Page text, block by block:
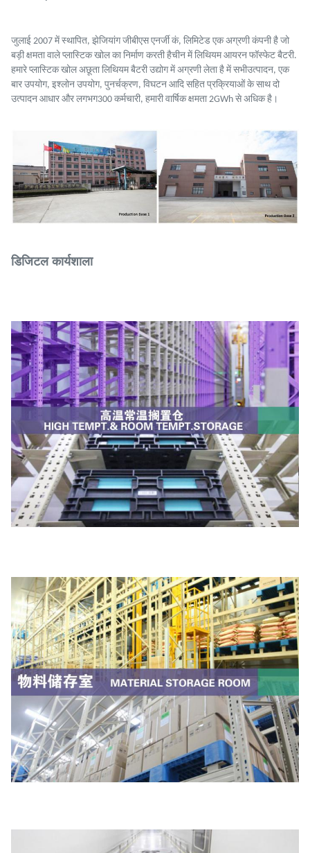
जुलाई 2007 में स्थापित, झेजियांग जीबीएस एनर्जी कं, लिमिटेड एक अग्रणी कंपनी है जो
बड़ी क्षमता वाले प्लास्टिक खोल का निर्माण करती हैचीन में लिथियम आयरन फॉस्फेट बैटरी.
हमारे प्लास्टिक खोल अछूता लिथियम बैटरी उद्योग में अग्रणी लेता है में सभीउत्पादन, एक
बार उपयोग, इश्लोन उपयोग, पुनर्चक्रण, विघटन आदि सहित प्रक्रियाओं के साथ दो
उत्पादन आधार और लगभग300 कर्मचारी, हमारी वार्षिक क्षमता 2GWh से अधिक है।
डिजिटल कार्यशाला